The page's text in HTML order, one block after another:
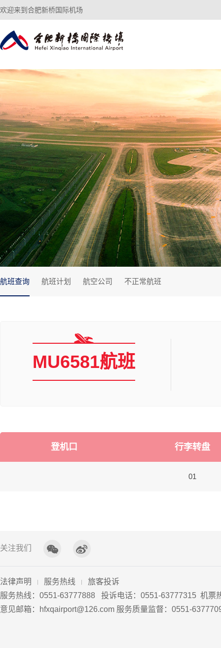
欢迎来到合肥新桥国际机场
航班查询 航班计划 航空公司 不正常航班
MU6581航班
登机口 行李转盘
01
关注我们
法律声明 服务热线
旅客投诉
服务热线：0551-63777888 投诉电话：0551-63777315 机票
意见邮箱：hfxqairport@126.com 服务质量监督：0551-